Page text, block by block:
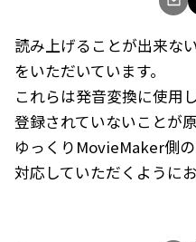
読み上げることが出来な
をいただいています。
これらは発音変換に使用
登録されていないことが原
ゆっくりMovieMaker側
対応していただくようにお